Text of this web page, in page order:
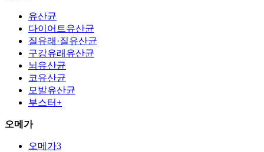
유산균
다이어트유산균
질유래·질유산균
구강유래유산균
뇌유산균
코유산균
모발유산균
부스터+
오메가
오메가3